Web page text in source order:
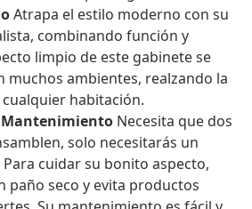
Atrapa el estilo moderno con su
combinando función y
limpio de este gabinete se
muchos ambientes, realzando la
habitación.
Mantenimiento Necesita que dos
solo necesitarás un
cuidar su bonito aspecto,
paño seco y evita productos